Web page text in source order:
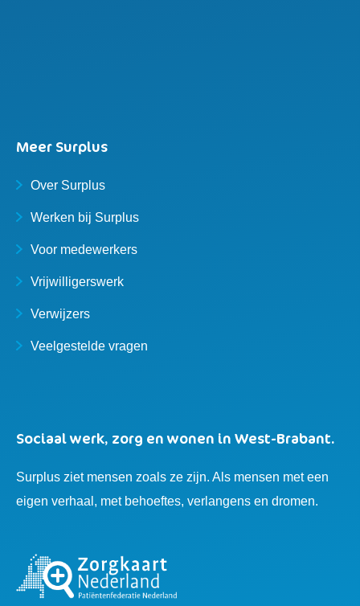
Meer Surplus
Over Surplus
Werken bij Surplus
Voor medewerkers
Vrijwilligerswerk
Verwijzers
Veelgestelde vragen
Sociaal werk, zorg en wonen in West-Brabant.
Surplus ziet mensen zoals ze zijn. Als mensen met een
eigen verhaal, met behoeftes, verlangens en dromen.